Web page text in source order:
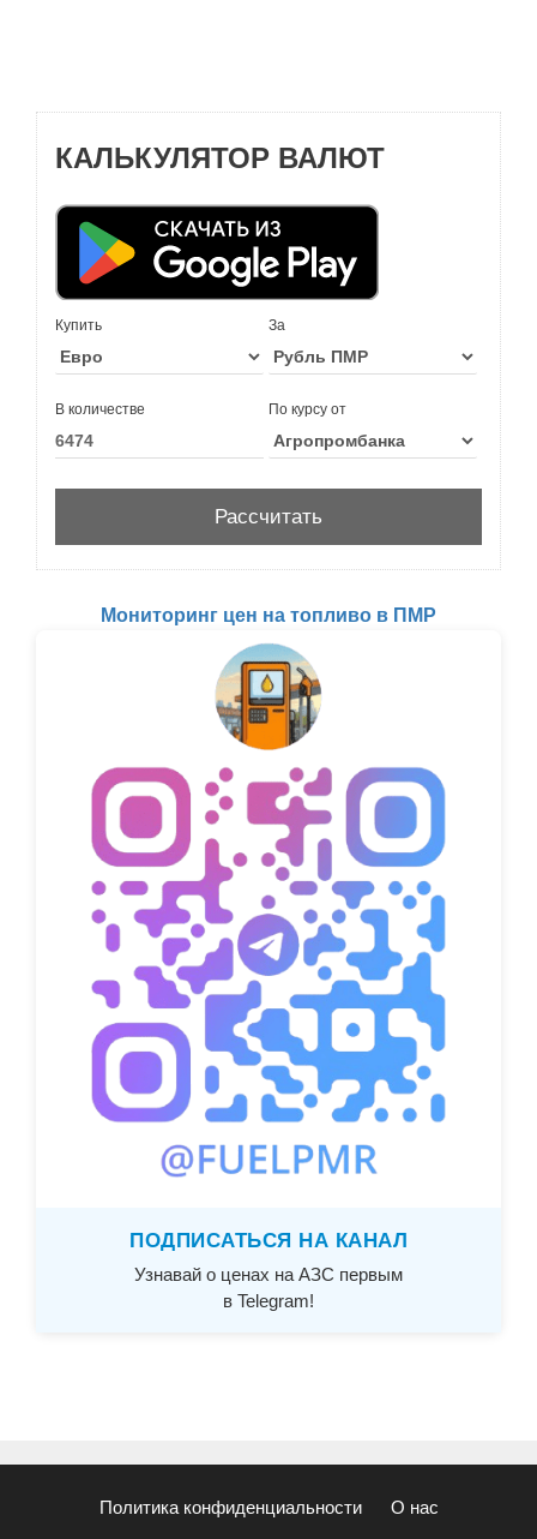
КАЛЬКУЛЯТОР ВАЛЮТ
Купить За
В количестве По курсу от
Мониторинг цен на топливо в ПМР
ПОДПИСАТЬСЯ НА КАНАЛ
Узнавай о ценах на АЗС первым
в Telegram!
Политика конфиденциальности О нас